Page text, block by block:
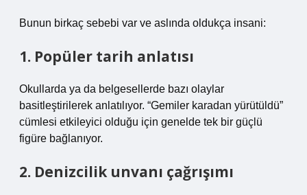
Bunun birkaç sebebi var ve aslında oldukça insani:
1. Popüler tarih anlatısı
Okullarda ya da belgesellerde bazı olaylar
basitleştirilerek anlatılıyor. “Gemiler karadan yürütüldü”
cümlesi etkileyici olduğu için genelde tek bir güçlü
figüre bağlanıyor.
2. Denizcilik unvanı çağrışımı